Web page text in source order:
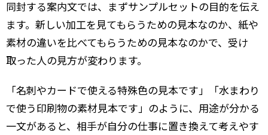
同封する案内文では、まずサンプルセットの目的を伝え
ます。新しい加工を見てもらうための見本なのか、紙や
素材の違いを比べてもらうための見本なのかで、受け
取った人の見方が変わります。
「名刺やカードで使える特殊色の見本です」「水まわり
で使う印刷物の素材見本です」のように、用途が分かる
一文があると、相手が自分の仕事に置き換えて考えやす